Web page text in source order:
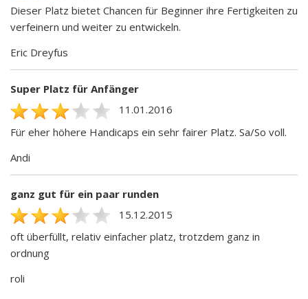
Dieser Platz bietet Chancen für Beginner ihre Fertigkeiten zu
verfeinern und weiter zu entwickeln.
Eric Dreyfus
Super Platz für Anfänger
11.01.2016
Für eher höhere Handicaps ein sehr fairer Platz. Sa/So voll.
Andi
ganz gut für ein paar runden
15.12.2015
oft überfüllt, relativ einfacher platz, trotzdem ganz in
ordnung
roli